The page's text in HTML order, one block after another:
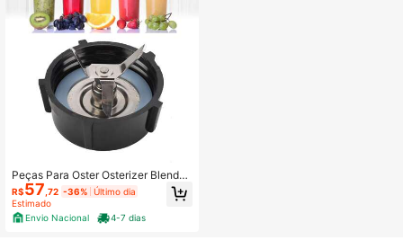
Peças Para Oster Osterizer Blender,
4 Point Fusion Blades As
R$57 ,72 -36% Último dia
Estimado
Envio Nacional
4-7 dias